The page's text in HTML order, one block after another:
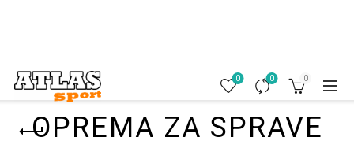
0 0 0
OPREMA ZA SPRAVE